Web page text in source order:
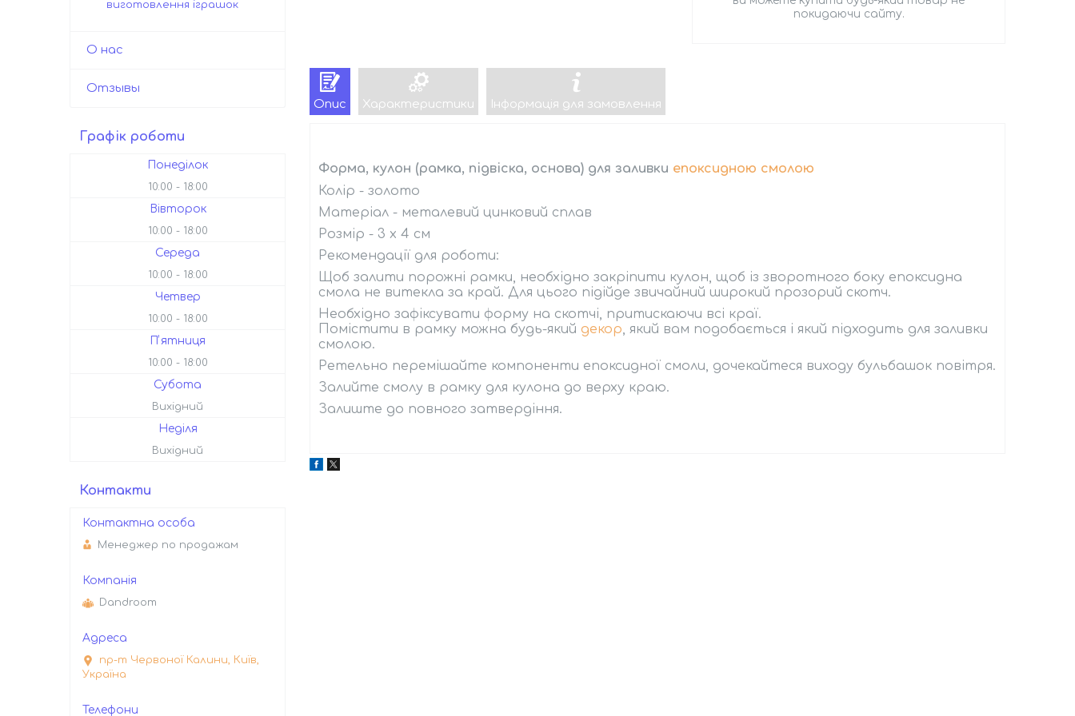
покидаючи сайту.
Опис Характеристики Інформація для замовлення
Форма, кулон (рамка, підвіска, основа) для заливки епоксидною смолою
Колір - золото
Матеріал - металевий цинковий сплав
Розмір - 3 х 4 см
Рекомендації для роботи:
Щоб залити порожні рамки, необхідно закріпити кулон, щоб із зворотного боку епоксидна
смола не витекла за край. Для цього підійде звичайний широкий прозорий скотч.
Необхідно зафіксувати форму на скотчі, притискаючи всі краї.
Помістити в рамку можна будь-який декор, який вам подобається і який підходить для заливки
смолою.
Ретельно перемішайте компоненти епоксидної смоли, дочекайтеся виходу бульбашок повітря.
Залийте смолу в рамку для кулона до верху краю.
Залиште до повного затвердіння.
виготовлення іграшок
О нас
Отзывы
Графік роботи
Понеділок
10:00 18:00
Вівторок
10:00 18:00
Середа
10:00 18:00
Четвер
10:00 18:00
Пʼятниця
10:00 18:00
Субота
Вихідний
Неділя
Вихідний
Контакти
Менеджер по продажам
Dandroom
пр-т Червоної Калини, Київ,
Україна